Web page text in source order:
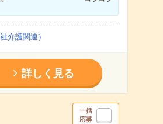
護関連）
詳しく見る
一括
応募